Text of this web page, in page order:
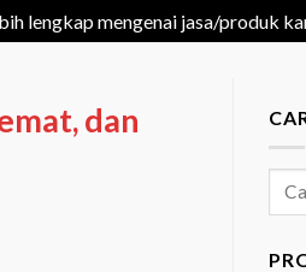
lengkap mengenai jasa/produk
dan